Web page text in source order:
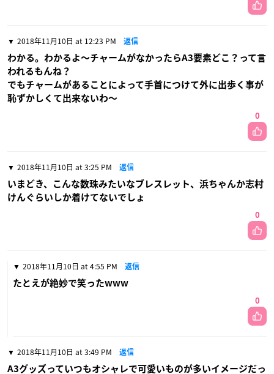
2018年11月10日 at 12:23 PM 返信
わかる。わかるよ〜チャームがなかったらA3要素どこ？って言
われるもんね？
でもチャームがあることによって手首につけて外に出歩く事が
恥ずかしくて出来ないわ〜
0
2018年11月10日 at 3:25 PM 返信
いまどき、こんな数珠みたいなブレスレット、浜ちゃんか志村
けんぐらいしか着けてないでしょ
0
2018年11月10日 at 4:55 PM 返信
たとえが絶妙で笑ったwww
0
2018年11月10日 at 3:49 PM 返信
A3グッズっていつもオシャレで可愛いものが多いイメージだっ